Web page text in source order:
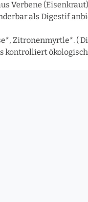
Verbene
als Digestif
Zitronenmyrtle*. (
kontrolliert